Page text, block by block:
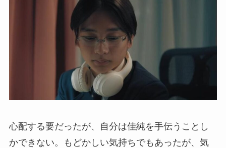
心配する要だったが、自分は佳純を手伝うことし
かできない。もどかしい気持ちでもあったが、気